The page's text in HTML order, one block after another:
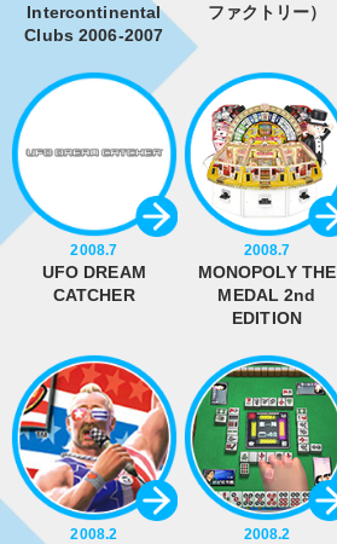
Intercontinental
Clubs 2006-2007
ファクトリー）
2008.7
UFO DREAM
CATCHER
2008.7
MONOPOLY THE
MEDAL 2nd
EDITION
2008.2 2008.2